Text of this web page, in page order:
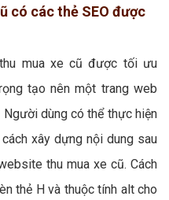
có các thẻ SEO được
mua xe cũ được tối ưu
tạo nên một trang web
Người dùng có thể thực hiện
xây dựng nội dung sau
thu mua xe cũ. Cách
thẻ H và thuộc tính alt cho